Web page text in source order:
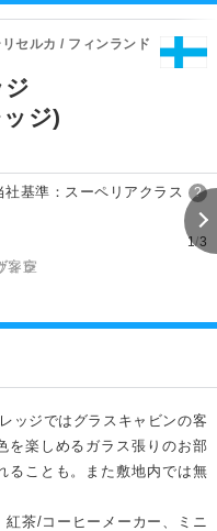
セルカ / フィンランド
ジ)
社基準：スーペリアクラス ?
1/3
ッジではグラスキャビンの客
を楽しめるガラス張りのお部
ることも。また敷地内では無
茶/コーヒーメーカー、ミニ